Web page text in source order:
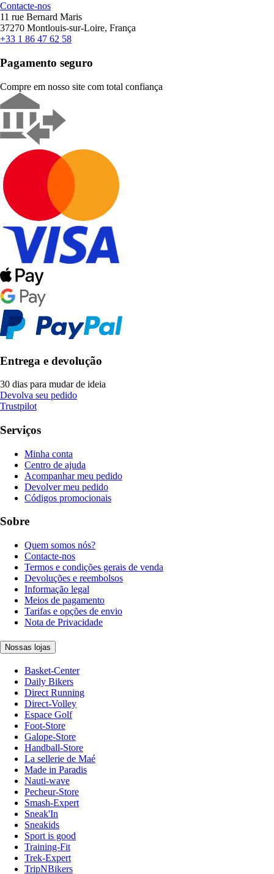
Contacte-nos
11 rue Bernard Maris
37270 Montlouis-sur-Loire, França
+33 1 86 47 62 58
Pagamento seguro
Compre em nosso site com total confiança
Entrega e devolução
30 dias para mudar de ideia
Devolva seu pedido
Trustpilot
Serviços
Minha conta
Centro de ajuda
Acompanhar meu pedido
Devolver meu pedido
Códigos promocionais
Sobre
Quem somos nós?
Contacte-nos
Termos e condições gerais de venda
Devoluções e reembolsos
Informação legal
Meios de pagamento
Tarifas e opções de envio
Nota de Privacidade
Nossas lojas
Basket-Center
Daily Bikers
Direct Running
Direct-Volley
Espace Golf
Foot-Store
Galope-Store
Handball-Store
La sellerie de Maé
Made in Paradis
Nauti-wave
Pecheur-Store
Smash-Expert
Sneak'In
Sneakids
Sport is good
Training-Fit
Trek-Expert
TripNBikers